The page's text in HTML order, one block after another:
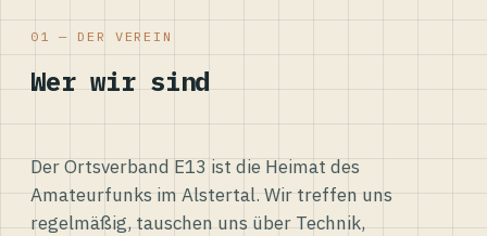
01 — DER VEREIN
Wer wir sind
Der Ortsverband E13 ist die Heimat des
Amateurfunks im Alstertal. Wir treffen uns
regelmäßig, tauschen uns über Technik,